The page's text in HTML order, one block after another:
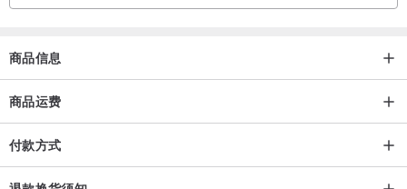
商品信息
商品运费
付款方式